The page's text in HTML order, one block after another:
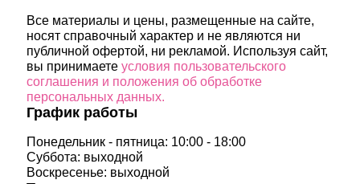
Все материалы и цены, размещенные на сайте,
носят справочный характер и не являются ни
публичной офертой, ни рекламой. Используя сайт,
вы принимаете условия пользовательского
соглашения и положения об обработке
персональных данных.
График работы
Понедельник - пятница: 10:00 - 18:00
Суббота: выходной
Воскресенье: выходной